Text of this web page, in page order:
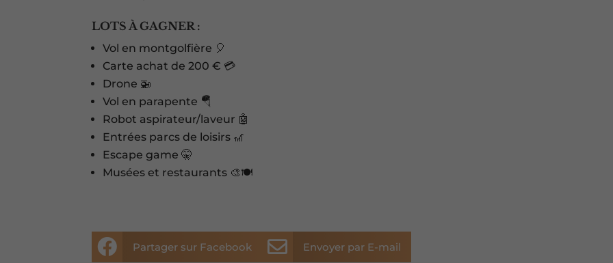
LOTS À GAGNER :
Vol en montgolfière 🎈
Carte achat de 200 € 💳
Drone 🚁
Vol en parapente 🪂
Robot aspirateur/laveur 🤖
Entrées parcs de loisirs 🎢
Escape game 🤫
Musées et restaurants 🎨🍽️
 Partager sur Facebook  Envoyer par E-mail